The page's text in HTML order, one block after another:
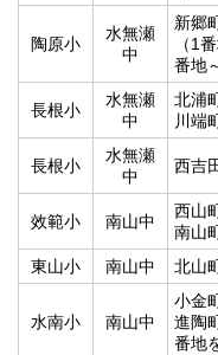
陶原小
水無瀬
中
新郷
（1
番地
長根小
水無瀬
中
北浦
川端
長根小
水無瀬
中
西吉
效範小 南山中
西山
南山
東山小 南山中 北山
水南小 南山中
小金
進陶
番地